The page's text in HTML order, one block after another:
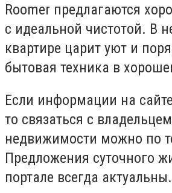
Roomer предлагаются
с идеальной чистотой. В
квартире царит уют и
бытовая техника в
Если информации на
то связаться с
недвижимости можно по
Предложения суточного
портале всегда актуальны.